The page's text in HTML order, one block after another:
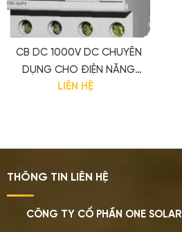
CB DC 1000V DC CHUYÊN
DỤNG CHO ĐIỆN NĂNG
LƯỢNG MẶT TRỜI
LIÊN HỆ
THÔNG TIN LIÊN HỆ
CÔNG TY CỔ PHẦN ONE SOLAR